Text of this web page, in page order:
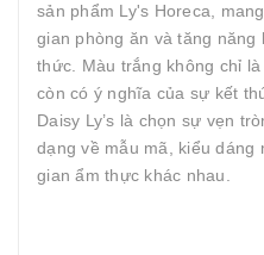
sản phẩm Ly's Horeca,
gian phòng ăn và tăng
thức. Màu trắng không chỉ
còn có ý nghĩa của sự kết
Daisy Ly’s là chọn sự vẹn
dạng về mẫu mã, kiểu dáng
gian ẩm thực khác nhau.